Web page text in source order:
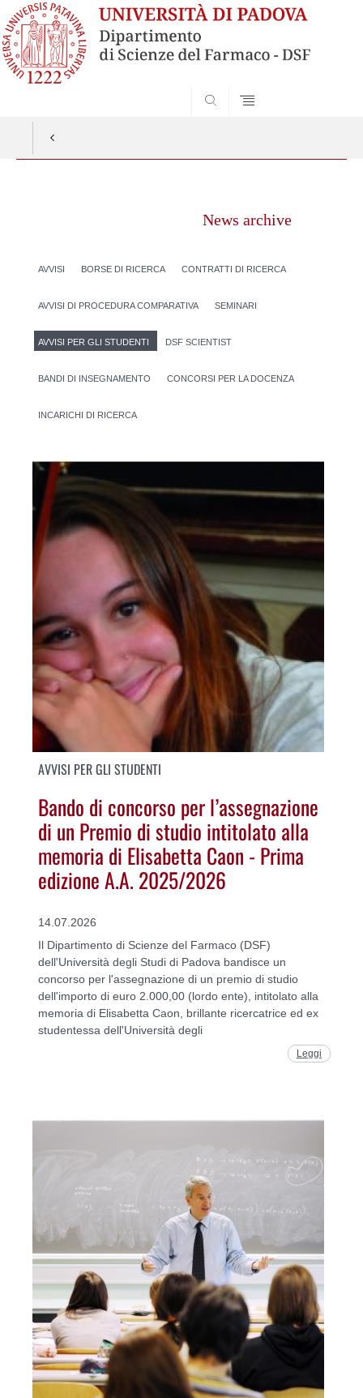
News archive
AVVISI BORSE DI RICERCA CONTRATTI DI RICERCA
AVVISI DI PROCEDURA COMPARATIVA SEMINARI
AVVISI PER GLI STUDENTI DSF SCIENTIST
BANDI DI INSEGNAMENTO CONCORSI PER LA DOCENZA
INCARICHI DI RICERCA
AVVISI PER GLI STUDENTI
Bando di concorso per l’assegnazione
di un Premio di studio intitolato alla
memoria di Elisabetta Caon - Prima
edizione A.A. 2025/2026
14.07.2026
Il Dipartimento di Scienze del Farmaco (DSF)
dell'Università degli Studi di Padova bandisce un
concorso per l'assegnazione di un premio di studio
dell'importo di euro 2.000,00 (lordo ente), intitolato alla
memoria di Elisabetta Caon, brillante ricercatrice ed ex
studentessa dell'Università degli
Leggi